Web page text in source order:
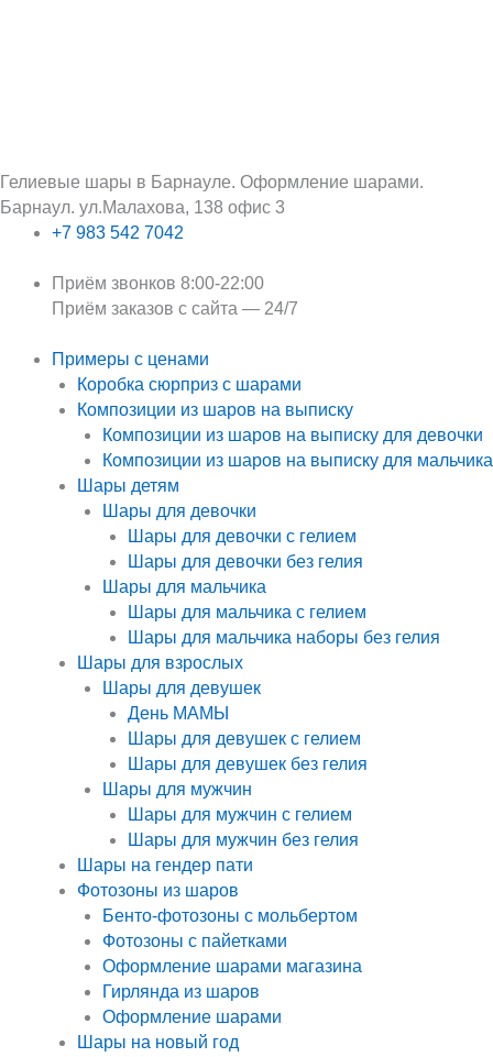
Гелиевые шары в Барнауле. Оформление шарами.
Барнаул. ул.Малахова, 138 офис 3
+7 983 542 7042
Приём звонков 8:00-22:00
Приём заказов с сайта — 24/7
Примеры с ценами
Коробка сюрприз с шарами
Композиции из шаров на выписку
Композиции из шаров на выписку для девочки
Композиции из шаров на выписку для мальчика
Шары детям
Шары для девочки
Шары для девочки с гелием
Шары для девочки без гелия
Шары для мальчика
Шары для мальчика с гелием
Шары для мальчика наборы без гелия
Шары для взрослых
Шары для девушек
День МАМЫ
Шары для девушек с гелием
Шары для девушек без гелия
Шары для мужчин
Шары для мужчин с гелием
Шары для мужчин без гелия
Шары на гендер пати
Фотозоны из шаров
Бенто-фотозоны с мольбертом
Фотозоны с пайетками
Оформление шарами магазина
Гирлянда из шаров
Оформление шарами
Шары на новый год